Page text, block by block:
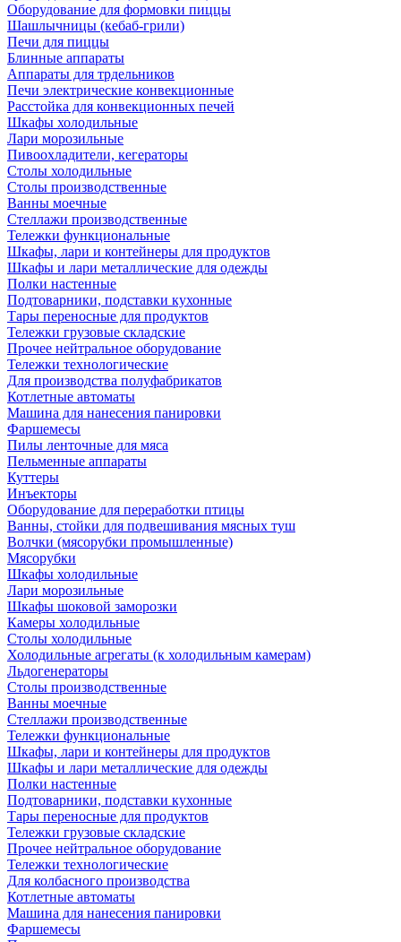
Оборудование для формовки пиццы
Шашлычницы (кебаб-грили)
Печи для пиццы
Блинные аппараты
Аппараты для трдельников
Печи электрические конвекционные
Расстойка для конвекционных печей
Шкафы холодильные
Лари морозильные
Пивоохладители, кегераторы
Столы холодильные
Столы производственные
Ванны моечные
Стеллажи производственные
Тележки функциональные
Шкафы, лари и контейнеры для продуктов
Шкафы и лари металлические для одежды
Полки настенные
Подтоварники, подставки кухонные
Тары переносные для продуктов
Тележки грузовые складские
Прочее нейтральное оборудование
Тележки технологические
Для производства полуфабрикатов
Котлетные автоматы
Машина для нанесения панировки
Фаршемесы
Пилы ленточные для мяса
Пельменные аппараты
Куттеры
Инъекторы
Оборудование для переработки птицы
Ванны, стойки для подвешивания мясных туш
Волчки (мясорубки промышленные)
Мясорубки
Шкафы холодильные
Лари морозильные
Шкафы шоковой заморозки
Камеры холодильные
Столы холодильные
Холодильные агрегаты (к холодильным камерам)
Льдогенераторы
Столы производственные
Ванны моечные
Стеллажи производственные
Тележки функциональные
Шкафы, лари и контейнеры для продуктов
Шкафы и лари металлические для одежды
Полки настенные
Подтоварники, подставки кухонные
Тары переносные для продуктов
Тележки грузовые складские
Прочее нейтральное оборудование
Тележки технологические
Для колбасного производства
Котлетные автоматы
Машина для нанесения панировки
Фаршемесы